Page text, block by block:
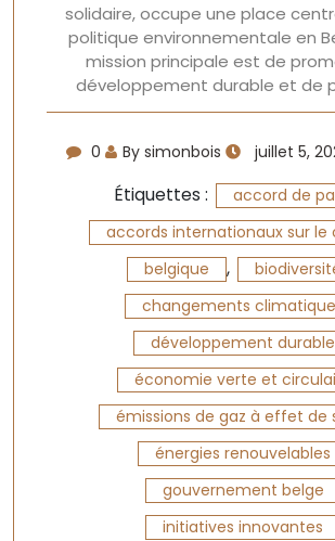
solidaire, occupe une place
politique environnementale en
mission principale est de
développement durable et de
0 By simonbois juillet 5,
Étiquettes : accord de
accords internationaux sur le
belgique ,
changements
développement durable
économie verte et
émissions de gaz à effet de
énergies renouvelables
gouvernement belge
initiatives innovantes